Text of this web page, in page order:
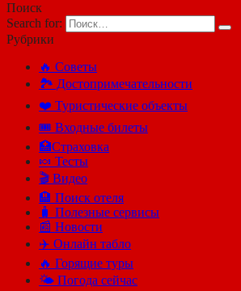
Поиск
Search for:
Рубрики
🔥 Советы
🏞️ Достопримечательности
❤️ Туристические объекты
🎟️ Входные билеты
🏥Страховка
🍬 Тесты
🎬 Видео
🏨 Поиск отеля
🧳 Полезные сервисы
📰 Новости
✈️ Онлайн табло
🔥 Горящие туры
🌤️ Погода сейчас